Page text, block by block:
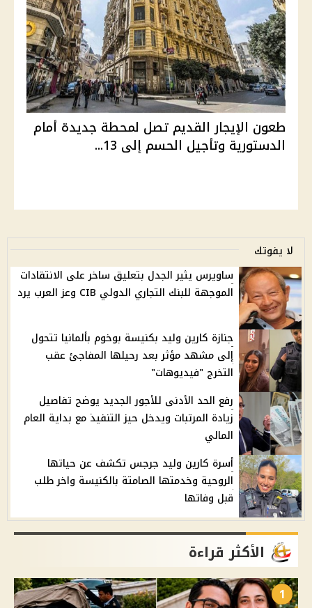
طعون الإيجار القديم تصل لمحطة جديدة أمام
الدستورية وتأجيل الحسم إلى 13...
لا يفوتك
ساويرس يثير الجدل بتعليق ساخر على الانتقادات
الموجهة للبنك التجاري الدولي CIB وعز العرب يرد
جنازة كارين وليد بكنيسة بوخوم بألمانيا تتحول
إلى مشهد مؤثر بعد رحيلها المفاجئ عقب
التخرج "فيديوهات"
رفع الحد الأدنى للأجور الجديد يوضح تفاصيل
زيادة المرتبات ويدخل حيز التنفيذ مع بداية العام
المالي
أسرة كارين وليد جرجس تكشف عن حياتها
الروحية وخدمتها الصامتة بالكنيسة واخر طلب
قبل وفاتها
الأكثر قراءة
1